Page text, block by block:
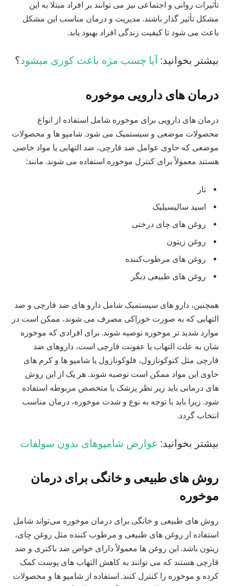
تأثیرات روانی و اجتماعی نیز می‌ توانند بر افراد مبتلا به این
مشکل تأثیر گذار باشند. مدیریت و درمان مناسب این مشکل
باعث می شود تا کیفیت زندگی افراد بهبود یابد.
بیشتر بخوانید: آیا چسب مژه باعث کوری میشود؟
درمان‌ های دارویی موخوره
درمان‌ های دارویی برای موخوره شامل استفاده از انواع
محصولات موضعی و سیستمیک می‌ شود. شامپو ها و محصولات
موضعی که حاوی عوامل ضد قارچی، ضد التهابی یا مواد خاصی
هستند معمولاً برای کنترل موخوره استفاده می‌ شوند. مانند:
تار
اسید سالیسیلیک
روغن‌ های چای درختی
روغن زیتون
روغن‌ های مرطوب‌کننده
روغن های طبیعی دیگر
همچنین، دارو های سیستمیک شامل دارو های ضد قارچی و ضد
التهابی که به صورت خوراکی مصرف می‌ شوند، ممکن است در
موارد شدید تر موخوره توصیه شوند. برای افرادی که موخوره‌
شان به علت التهاب یا عفونت قارچی است، داروهای ضد
قارچی مثل کتوکونازول، فلوکونازول یا شامپو ها و کرم‌ های
حاوی این مواد ممکن است توصیه شوند. هر یک از این روش‌
های درمانی باید زیر نظر پزشک یا متخصص مربوطه استفاده
شود. زیرا باید با توجه به نوع و شدت موخوره، درمان مناسب
انتخاب گردد.
بیشتر بخوانید: عوارض شامپوهای بدون سولفات
روش‌ های طبیعی و خانگی برای درمان
موخوره
روش‌ های طبیعی و خانگی برای درمان موخوره می‌تواند شامل
استفاده از روغن های طبیعی و مرطوب کننده مثل روغن چای،
زیتون باشد. این روغن‌ ها معمولاً دارای خواص ضد باکتری و ضد
قارچی هستند که می‌ توانند به کاهش التهاب‌ های پوست کمک
کرده و موخوره را کنترل کنند. استفاده از شامپو ها و محصولات